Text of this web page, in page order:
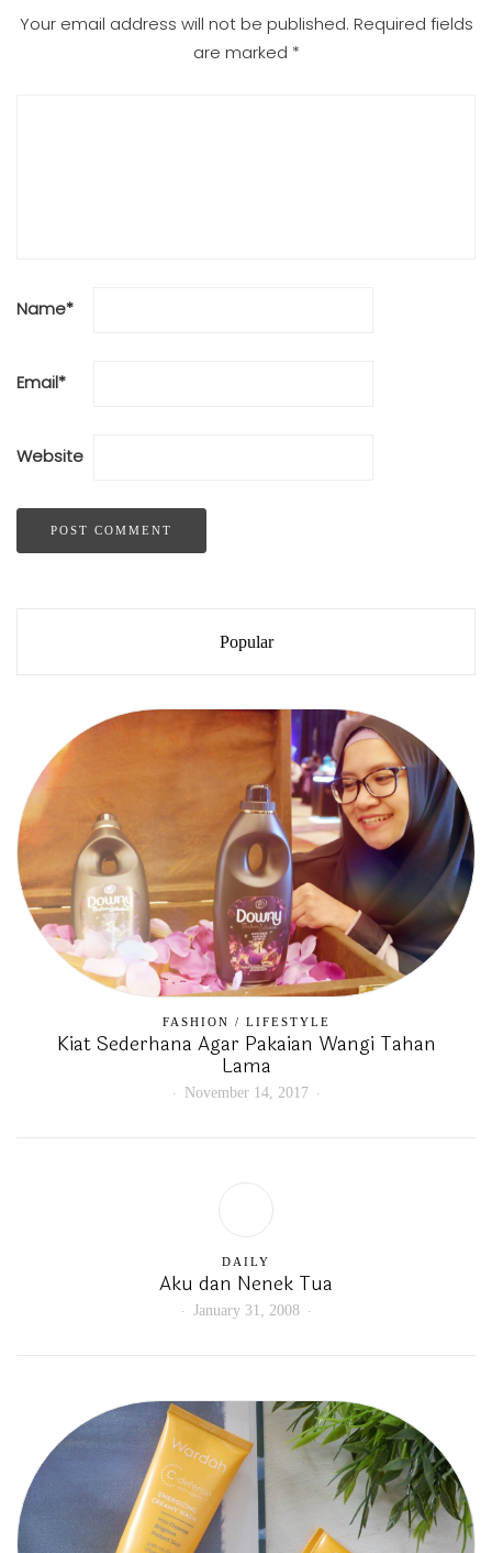
Your email address will not be published. Required fields
are marked *
Name*
Email*
Website
Popular
FASHION / LIFESTYLE
Kiat Sederhana Agar Pakaian Wangi Tahan
Lama
November 14, 2017
DAILY
Aku dan Nenek Tua
January 31, 2008